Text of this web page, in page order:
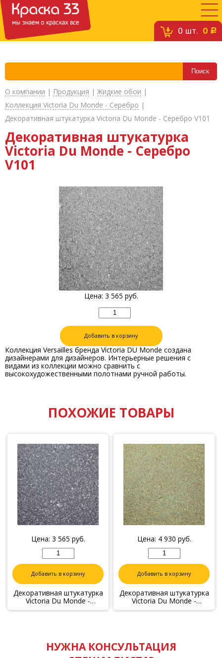
0 шт. 0 c
О компании | Продукция | Жидкие обои |
Коллекция Victoria Du Monde - Серебро |
Декоративная штукатурка Victoria Du Monde - Серебро V101
Декоративная штукатурка
Victoria Du Monde - Серебро
V101
Цена: 3 565 руб.
Добавить в корзину
Коллекция Versailles бренда Victoria DU Monde создана
дизайнерами для дизайнеров. Интерьерные решения с
видами из коллекции можно сравнить с
высокохудожественными полотнами ручной работы.
ПОХОЖИЕ ТОВАРЫ
Цена: 3 565 руб.
Добавить в корзину
Декоративная штукатурка
Victoria Du Monde -
Серебро V108
Цена: 4 930 руб.
Добавить в корзину
Декоративная штукатурка
Victoria Du Monde -
Золото V154
НУЖНА КОНСУЛЬТАЦИЯ